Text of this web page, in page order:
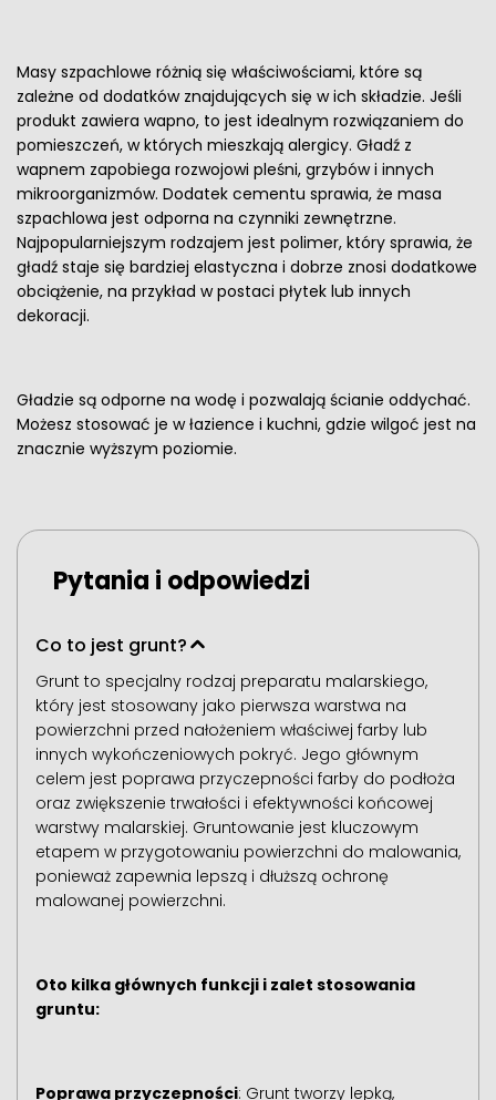
Masy szpachlowe różnią się właściwościami, które są
zależne od dodatków znajdujących się w ich składzie. Jeśli
produkt zawiera wapno, to jest idealnym rozwiązaniem do
pomieszczeń, w których mieszkają alergicy. Gładź z
wapnem zapobiega rozwojowi pleśni, grzybów i innych
mikroorganizmów. Dodatek cementu sprawia, że masa
szpachlowa jest odporna na czynniki zewnętrzne.
Najpopularniejszym rodzajem jest polimer, który sprawia, że
gładź staje się bardziej elastyczna i dobrze znosi dodatkowe
obciążenie, na przykład w postaci płytek lub innych
dekoracji.
Gładzie są odporne na wodę i pozwalają ścianie oddychać.
Możesz stosować je w łazience i kuchni, gdzie wilgoć jest na
znacznie wyższym poziomie.
Pytania i odpowiedzi
Co to jest grunt?
Grunt to specjalny rodzaj preparatu malarskiego,
który jest stosowany jako pierwsza warstwa na
powierzchni przed nałożeniem właściwej farby lub
innych wykończeniowych pokryć. Jego głównym
celem jest poprawa przyczepności farby do podłoża
oraz zwiększenie trwałości i efektywności końcowej
warstwy malarskiej. Gruntowanie jest kluczowym
etapem w przygotowaniu powierzchni do malowania,
ponieważ zapewnia lepszą i dłuższą ochronę
malowanej powierzchni.
Oto kilka głównych funkcji i zalet stosowania
gruntu:
Poprawa przyczepności: Grunt tworzy lepką,